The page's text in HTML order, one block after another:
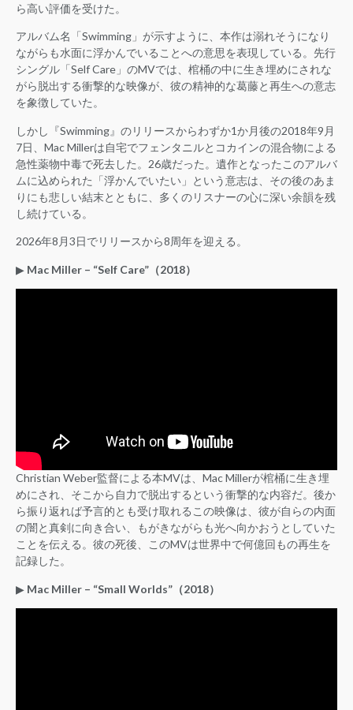
ら高い評価を受けた。
アルバム名「Swimming」が示すように、本作は溺れそうになり
ながらも水面に浮かんでいることへの意思を表現している。先行
シングル「Self Care」のMVでは、棺桶の中に生き埋めにされな
がら脱出する衝撃的な映像が、彼の精神的な葛藤と再生への意志
を象徴していた。
しかし『Swimming』のリリースからわずか1か月後の2018年9月
7日、Mac Millerは自宅でフェンタニルとコカインの混合物による
急性薬物中毒で死去した。26歳だった。遺作となったこのアルバ
ムに込められた「浮かんでいたい」という意志は、その後のあま
りにも悲しい結末とともに、多くのリスナーの心に深い余韻を残
し続けている。
2026年8月3日でリリースから8周年を迎える。
▶︎ Mac Miller – “Self Care”（2018）
Christian Weber監督による本MVは、Mac Millerが棺桶に生き埋
めにされ、そこから自力で脱出するという衝撃的な内容だ。後か
ら振り返れば予言的とも受け取れるこの映像は、彼が自らの内面
の闇と真剣に向き合い、もがきながらも光へ向かおうとしていた
ことを伝える。彼の死後、このMVは世界中で何億回もの再生を
記録した。
▶︎ Mac Miller – “Small Worlds”（2018）